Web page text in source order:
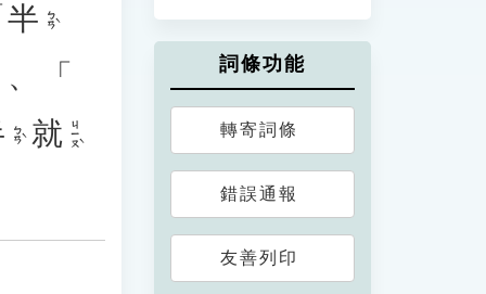
半 ㄅㄢˋ
「
ㄅㄢˋ 就 ㄐㄧㄡˋ
詞條功能
轉寄詞條
錯誤通報
友善列印